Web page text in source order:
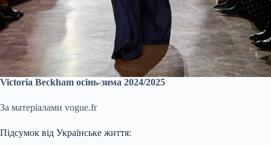
Victoria Beckham осінь-зима 2024/2025
За матеріалами vogue.fr
Підсумок від Українське життя: